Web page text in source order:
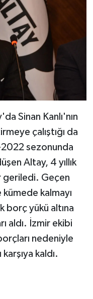
Sinan Kanlı'nın
çalıştığı da
sezonunda
Altay, 4 yıllık
geriledi. Geçen
kalmayı
borç yükü altına
aldı. İzmir ekibi
nedeniyle
kaldı.